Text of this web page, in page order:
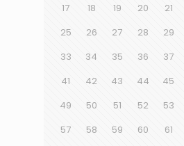
17
18 19 20 21
25
26 27 28 29
33
34 35 36 37
41
42 43 44 45
49
50 51 52 53
57
58 59 60 61